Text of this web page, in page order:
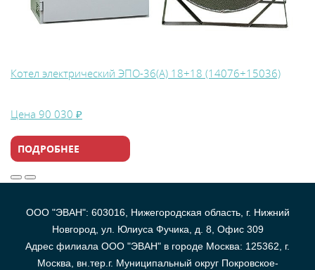
Котел электрический ЭПО-36(А) 18+18 (14076+15036)
Цена 90 030 ₽
ПОДРОБНЕЕ
ООО "ЭВАН": 603016, Нижегородская область, г. Нижний
Новгород, ул. Юлиуса Фучика, д. 8, Офис 309
Адрес филиала ООО "ЭВАН" в городе Москва: 125362, г.
Москва, вн.тер.г. Муниципальный округ Покровское-